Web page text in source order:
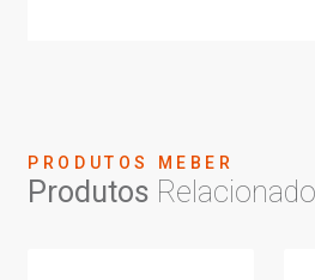
PRODUTOS MEBER
Produtos